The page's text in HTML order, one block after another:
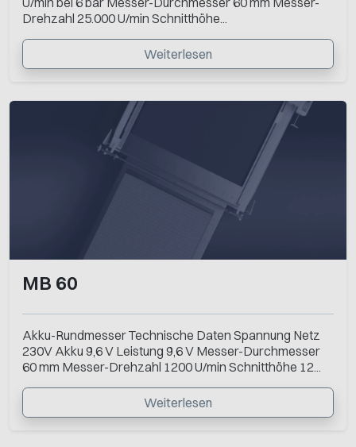
Drehzahl 25.000 U/min Schnitthöhe...
Weiterlesen
MB 60
Akku-Rundmesser Technische Daten Spannung Netz
230V Akku 9,6 V Leistung 9,6 V Messer-Durchmesser
60 mm Messer-Drehzahl 1200 U/min Schnitthöhe 12...
Weiterlesen